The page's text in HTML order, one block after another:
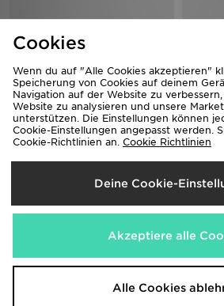
Euphoria
170,00€
Nike
150,00€
Cookies
Wenn du auf "Alle Cookies akzeptieren"
Speicherung von Cookies auf deinem
Navigation auf der Website zu
Website zu analysieren und unsere
unterstützen. Die Einstellungen können
Cookie-Einstellungen angepasst werden.
Cookie-Richtlinien an. Cookie Richtlinien
Deine Cookie-
Akzeptiere alle
Alle Cookies